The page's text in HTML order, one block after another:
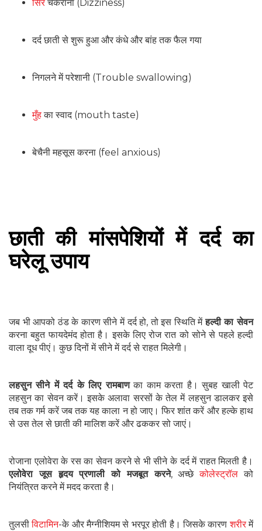
सिरचकराना (Dizziness)
दर्द छाती से शुरू हुआ और कंधे और बांह तक फैल गया
निगलने में परेशानी (Trouble swallowing)
मुँहका स्वाद (mouth taste)
बेचैनी महसूस करना (feel anxious)
छाती की मांसपेशियों में दर्द का
घरेलूउपाय
जब भी आपको ठंड के कारण सीने में दर्द हो, तो इस स्थिति मेंहल्दी का सेवन
करना बहुत फायदेमंद होता है। इसके लिए रोज रात को सोने से पहले हल्दी
वाला दूध पीएं। कुछ दिनों में सीने में दर्द से राहत मिलेगी।
लहसुन सीने में दर्द के लिए रामबाणका काम करता है। सुबह खाली पेट
लहसुन का सेवन करें। इसके अलावा सरसों के तेल में लहसुन डालकर इसे
तब तक गर्म करें जब तक यह काला न हो जाए। फिर शांत करें और हल्के हाथ
से उस तेल से छाती की मालिश करें और ढककर सो जाएं।
रोजाना एलोवेरा के रस का सेवन करने से भी सीने के दर्द में राहत मिलती है।
एलोवेरा जूस हृदय प्रणाली को मजबूत करने, अच्छेकोलेस्ट्रॉल को
नियंत्रित करने में मदद करता है।
तुलसीविटामिन-के और मैग्नीशियम से भरपूर होती है। जिसके कारणशरीरमें